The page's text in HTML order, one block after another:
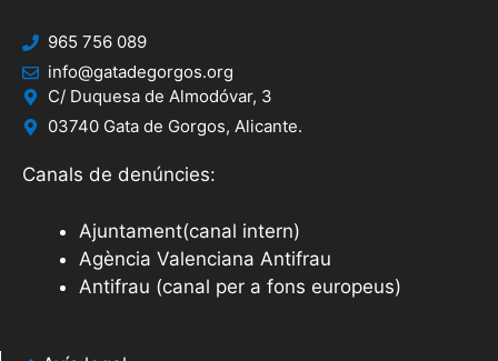
965 756 089
info@gatadegorgos.org
C/ Duquesa de Almodóvar, 3
03740 Gata de Gorgos, Alicante.
Canals de denúncies:
Ajuntament(canal intern)
Agència Valenciana Antifrau
Antifrau (canal per a fons europeus)